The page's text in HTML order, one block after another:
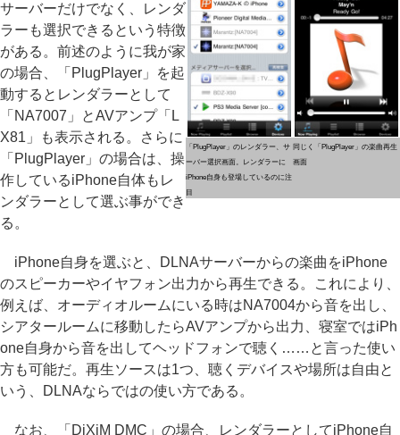
「PlugPlayer」のレンダラー、サ
ーバー選択画面。レンダラーに
iPhone自身も登場しているのに注
目
同じく「PlugPlayer」の楽曲再生
画面
サーバーだけでなく、レンダ
ラーも選択できるという特徴
がある。前述のように我が家
の場合、「PlugPlayer」を起
動するとレンダラーとして
「NA7007」とAVアンプ「L
X81」も表示される。さらに
「PlugPlayer」の場合は、操
作しているiPhone自体もレ
ンダラーとして選ぶ事ができ
る。
iPhone自身を選ぶと、DLNAサーバーからの楽曲をiPhone
のスピーカーやイヤフォン出力から再生できる。これにより、
例えば、オーディオルームにいる時はNA7004から音を出し、
シアタールームに移動したらAVアンプから出力、寝室ではiPh
one自身から音を出してヘッドフォンで聴く……と言った使い
方も可能だ。再生ソースは1つ、聴くデバイスや場所は自由と
いう、DLNAならではの使い方である。
なお、「DiXiM DMC」の場合、レンダラーとしてiPhone自